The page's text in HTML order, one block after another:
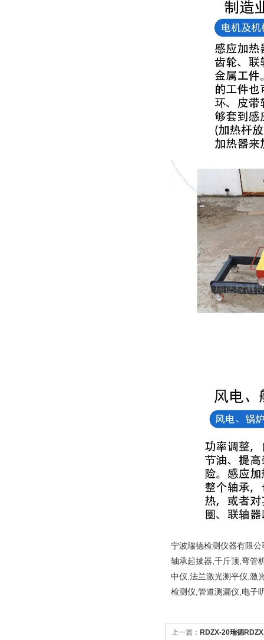
宁波瑞德检测仪器有限
轴承起拔器,千斤顶,弯管
中仪,法兰激光测平仪,激
检测仪,管道测漏仪,电子
上一篇： RDZX-20瑞德